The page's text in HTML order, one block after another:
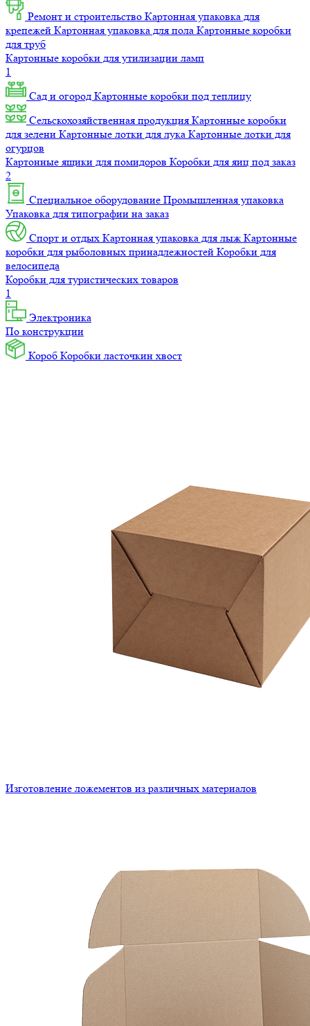
Ремонт и строительство Картонная упаковка для
крепежей Картонная упаковка для пола Картонные коробки
для труб
Картонные коробки для утилизации ламп
1
Сад и огород Картонные коробки под теплицу
Сельскохозяйственная продукция Картонные коробки
для зелени Картонные лотки для лука Картонные лотки для
огурцов
Картонные ящики для помидоров Коробки для яиц под заказ
2
Специальное оборудование Промышленная упаковка
Упаковка для типографии на заказ
Спорт и отдых Картонная упаковка для лыж Картонные
коробки для рыболовных принадлежностей Коробки для
велосипеда
Коробки для туристических товаров
1
Электроника
По конструкции
Короб Коробки ласточкин хвост
Изготовление ложементов из различных материалов